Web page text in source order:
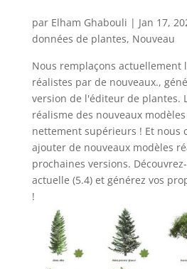
par Elham Ghabouli | Jan 17,
données de plantes, Nouveau
Nous remplaçons actuellement
réalistes par de nouveaux.,
version de l'éditeur de plantes.
réalisme des nouveaux
nettement supérieurs ! Et nous
ajouter de nouveaux modèles
prochaines versions.
actuelle (5.4) et générez vos
!